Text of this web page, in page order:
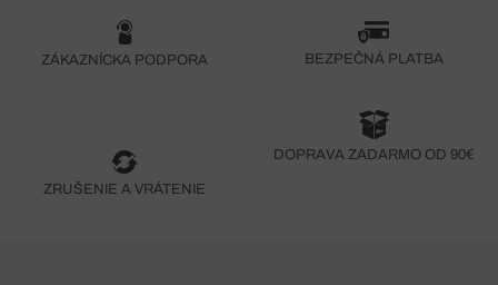
ZÁKAZNÍCKA PODPORA BEZPEČNÁ PLATBA
ZRUŠENIE A VRÁTENIE
DOPRAVA ZADARMO OD 90€